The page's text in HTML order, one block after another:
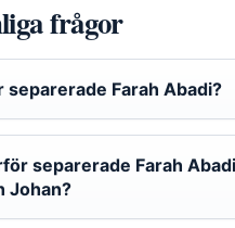
frågor
separerade Farah Abadi?
separerade Farah Abadi
Johan?